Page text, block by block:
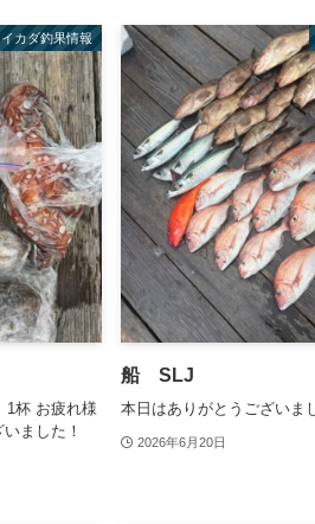
イカダ釣果情報
杯 お疲れ様
ました！
船 SLJ
本日はありがとうございま
2026年6月20日